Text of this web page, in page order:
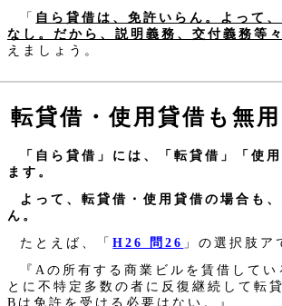
「 自ら貸借は、免許いらん。よって
なし。だから、説明義務、交付義務等々
えましょう。
転貸借・使用貸借も無用
「自ら貸借」には、「転貸借」「使
ます。
よって、転貸借・使用貸借の場合も
ん。
たとえば、「H26 問26 」の選択肢ア
『Aの所有する商業ビルを賃借して
とに不特定多数の者に反復継続して転
Bは免許を受ける必要はない。』